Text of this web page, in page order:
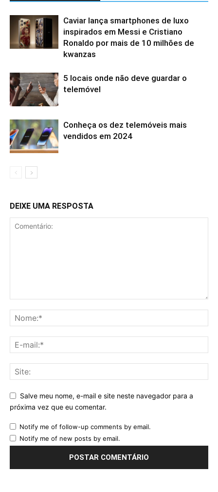
Caviar lança smartphones de luxo
inspirados em Messi e Cristiano
Ronaldo por mais de 10 milhões de
kwanzas
5 locais onde não deve guardar o
telemóvel
Conheça os dez telemóveis mais
vendidos em 2024
DEIXE UMA RESPOSTA
Salve meu nome, e-mail e site neste navegador para a
próxima vez que eu comentar.
Notify me of follow-up comments by email.
Notify me of new posts by email.